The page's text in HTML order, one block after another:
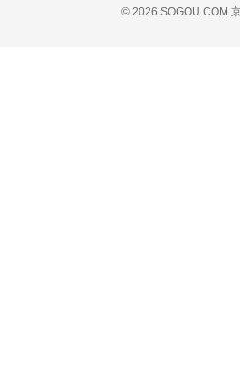
© 2026 SOGOU.COM